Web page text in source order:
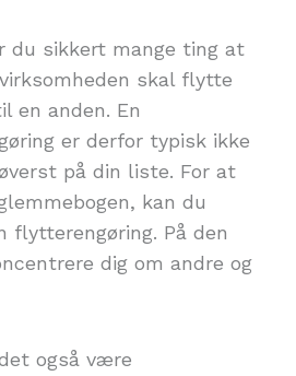
du sikkert mange ting at
skal flytte
en anden. En
er derfor typisk ikke
på din liste. For at
kan du
flytterengøring. På den
dig om andre og
også være